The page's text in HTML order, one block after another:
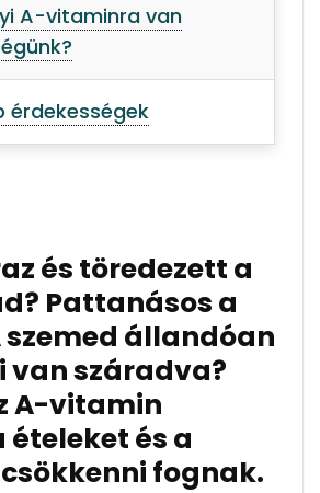
A-vitaminra van
érdekességek
és töredezett a
Pattanásos a
szemed állandóan
van száradva?
A-vitamin
és a
fognak.